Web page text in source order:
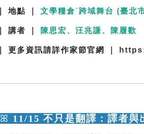
｜ 地點 ｜ 文學糧倉˙跨域舞台 (臺北
｜ 講者 ｜ 陳思宏、汪兆謙、陳履歡
｜ 更多資訊請詳作家節官網 ｜
ꕤ 11/15 不只是翻譯：譯者與